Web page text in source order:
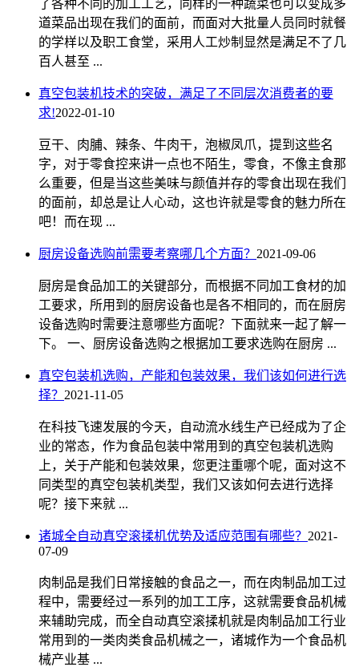
了各种不同的加工工艺，同样的一种蔬菜也可以变成多
道菜品出现在我们的面前，而面对大批量人员同时就餐
的学样以及职工食堂，采用人工炒制显然是满足不了几
百人甚至 ...
真空包装机技术的突破，满足了不同层次消费者的要
求!2022-01-10
豆干、肉脯、辣条、牛肉干，泡椒凤爪，提到这些名
字，对于零食控来讲一点也不陌生，零食，不像主食那
么重要，但是当这些美味与颜值并存的零食出现在我们
的面前，却总是让人心动，这也许就是零食的魅力所在
吧！而在现 ...
厨房设备选购前需要考察哪几个方面？ 2021-09-06
厨房是食品加工的关键部分，而根据不同加工食材的加
工要求，所用到的厨房设备也是各不相同的，而在厨房
设备选购时需要注意哪些方面呢？下面就来一起了解一
下。 一、厨房设备选购之根据加工要求选购在厨房 ...
真空包装机选购，产能和包装效果，我们该如何进行选
择？ 2021-11-05
在科技飞速发展的今天，自动流水线生产已经成为了企
业的常态，作为食品包装中常用到的真空包装机选购
上，关于产能和包装效果，您更注重哪个呢，面对这不
同类型的真空包装机类型，我们又该如何去进行选择
呢？接下来就 ...
诸城全自动真空滚揉机优势及适应范围有哪些？ 2021-
07-09
肉制品是我们日常接触的食品之一，而在肉制品加工过
程中，需要经过一系列的加工工序，这就需要食品机械
来辅助完成，而全自动真空滚揉机就是肉制品加工行业
常用到的一类肉类食品机械之一，诸城作为一个食品机
械产业基 ...